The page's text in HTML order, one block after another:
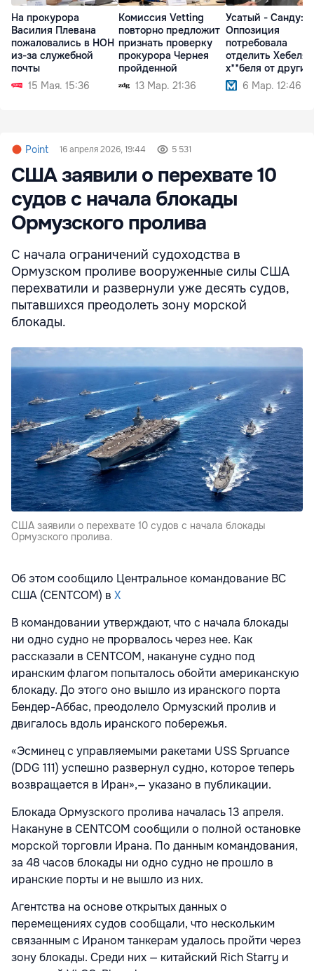
На прокурора
Василия Плевана
пожаловались в НОН
из-за служебной
почты
15 Мая. 15:36
Комиссия Vetting
повторно предложит
признать проверку
прокурора Чернея
пройденной
13 Мар. 21:36
Усатый - Санду:
Оппозиция
потребовала
отделить Хебеля
х**беля от других
кандидатов
6 Мар. 12:46
Point 16 апреля 2026, 19:44 5 531
США заявили о перехвате 10
судов с начала блокады
Ормузского пролива
C начала ограничений судоходства в
Ормузском проливе вооруженные силы США
перехватили и развернули уже десять судов,
пытавшихся преодолеть зону морской
блокады.
США заявили о перехвате 10 судов с начала блокады
Ормузского пролива.
Об этом сообщило Центральное командование ВС
США (CENTCOM) в Х
В командовании утверждают, что с начала блокады
ни одно судно не прорвалось через нее. Как
рассказали в CENTCOM, накануне судно под
иранским флагом попыталось обойти американскую
блокаду. До этого оно вышло из иранского порта
Бендер-Аббас, преодолело Ормузский пролив и
двигалось вдоль иранского побережья.
«Эсминец с управляемыми ракетами USS Spruance
(DDG 111) успешно развернул судно, которое теперь
возвращается в Иран»,— указано в публикации.
Блокада Ормузского пролива началась 13 апреля.
Накануне в CENTCOM сообщили о полной остановке
морской торговли Ирана. По данным командования,
за 48 часов блокады ни одно судно не прошло в
иранские порты и не вышло из них.
Агентства на основе открытых данных о
перемещениях судов сообщали, что нескольким
связанным с Ираном танкерам удалось пройти через
зону блокады. Среди них — китайский Rich Starry и